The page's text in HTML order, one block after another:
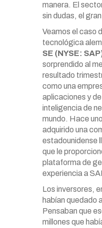
manera. El
sin dudas, el
Veamos el caso
tecnológica
SE (NYSE:
sorprendido al
resultado
como una
aplicaciones y
inteligencia de
mundo. Hace
adquirido una
estadounidense
que le
plataforma de
experiencia a
Los inversores,
habían quedado
Pensaban que
millones que